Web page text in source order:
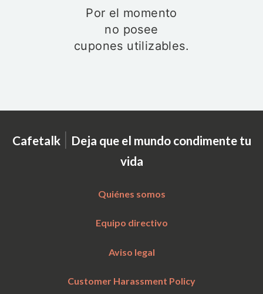
Por el momento
no posee
cupones utilizables.
Cafetalk | Deja que el mundo condimente tu
vida
Quiénes somos
Equipo directivo
Aviso legal
Customer Harassment Policy